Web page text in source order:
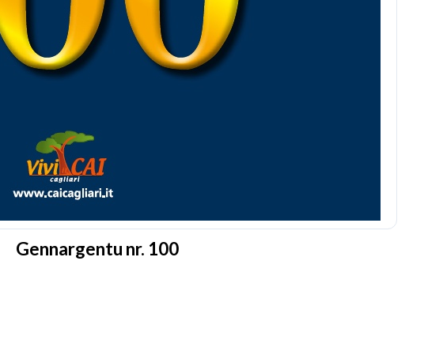
Gennargentu nr. 100